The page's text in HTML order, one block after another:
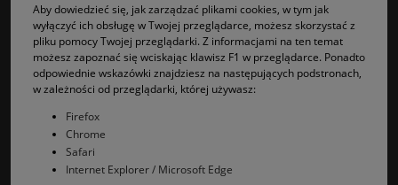
Aby dowiedzieć się, jak zarządzać plikami cookies, w tym jak
wyłączyć ich obsługę w Twojej przeglądarce, możesz skorzystać z
pliku pomocy Twojej przeglądarki. Z informacjami na ten temat
możesz zapoznać się wciskając klawisz F1 w przeglądarce. Ponadto
odpowiednie wskazówki znajdziesz na następujących podstronach,
w zależności od przeglądarki, której używasz:
Firefox
Chrome
Safari
Internet Explorer / Microsoft Edge